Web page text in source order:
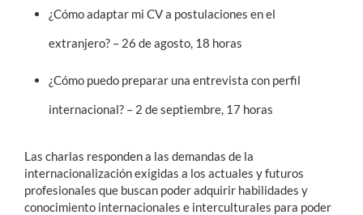
¿Cómo adaptar mi CV a postulaciones en el
extranjero? – 26 de agosto, 18 horas
¿Cómo puedo preparar una entrevista con perfil
internacional? – 2 de septiembre, 17 horas
Las charlas responden a las demandas de la
internacionalización exigidas a los actuales y futuros
profesionales que buscan poder adquirir habilidades y
conocimiento internacionales e interculturales para poder